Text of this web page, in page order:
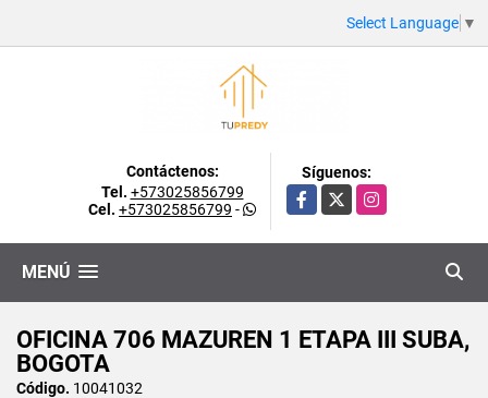
Select Language ▼
Contáctenos:
Tel. +573025856799
Cel. +573025856799 -
Síguenos:
Facebook
X Instagram
MENÚ
OFICINA 706 MAZUREN 1 ETAPA III SUBA,
BOGOTA
Código. 10041032